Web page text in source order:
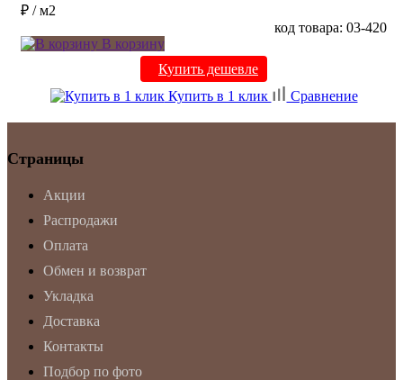
₽ / м2
код товара: 03-420
В корзину
Купить дешевле
Купить в 1 клик
Сравнение
Страницы
Акции
Распродажи
Оплата
Обмен и возврат
Укладка
Доставка
Контакты
Подбор по фото